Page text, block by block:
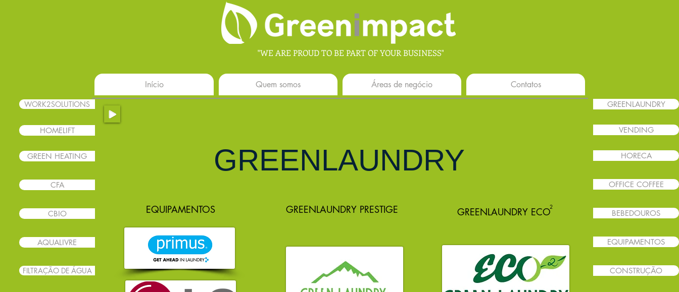
"WE ARE PROUD TO BE PART OF YOUR BUSINESS"
Início Quem somos Áreas de negócio Contatos
GREENLAUNDRY
EQUIPAMENTOS GREENLAUNDRY PRESTIGE GREENLAUNDRY ECO2
WORK2SOLUTIONS
HOMELIFT
GREEN HEATING
CFA
CBIO
FILTRAÇÃO DE ÁGUA
AQUALIVRE
CONSTRUÇÃO
EQUIPAMENTOS
BEBEDOUROS
OFFICE COFFEE
HORECA
VENDING
GREENLAUNDRY